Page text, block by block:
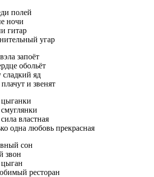
полей
ночи
гитар
угар
запоёт
обольёт
яд
и звенят
властная
одна любовь прекрасная
сон
звон
цыган
ресторан